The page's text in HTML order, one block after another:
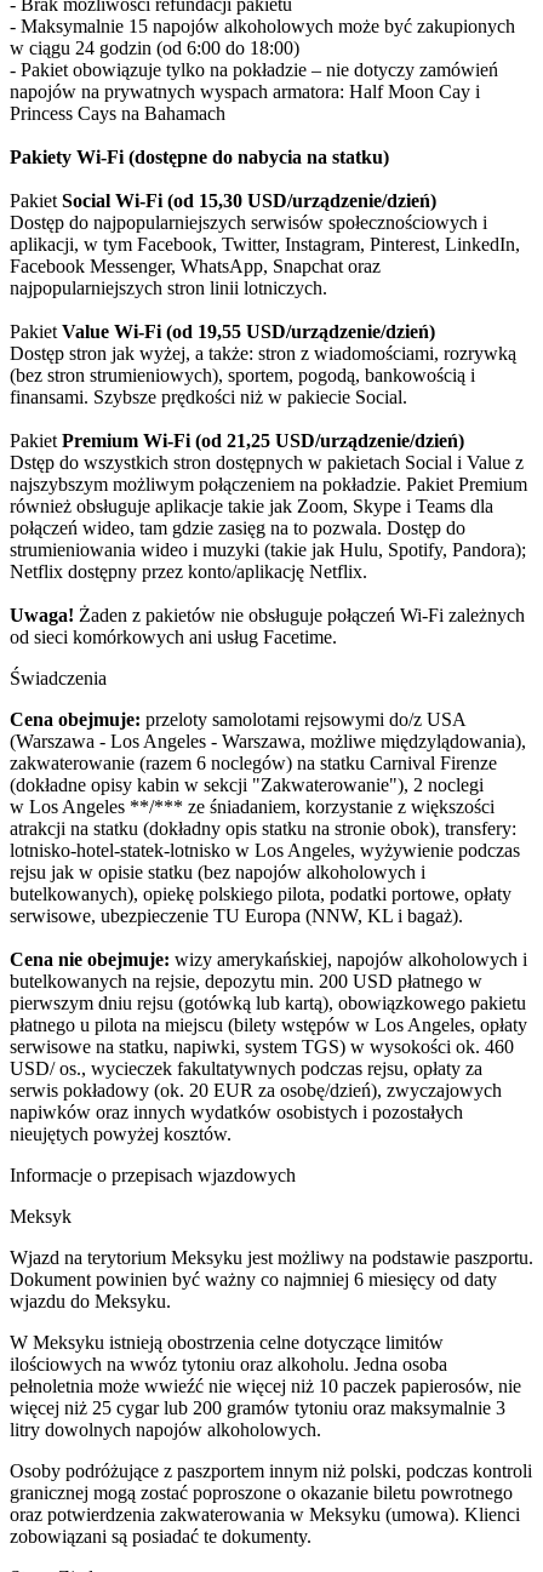
- Brak możliwości refundacji pakietu
- Maksymalnie 15 napojów alkoholowych może być zakupionych
w ciągu 24 godzin (od 6:00 do 18:00)
- Pakiet obowiązuje tylko na pokładzie – nie dotyczy zamówień
napojów na prywatnych wyspach armatora: Half Moon Cay i
Princess Cays na Bahamach
Pakiety Wi-Fi (dostępne do nabycia na statku)
Pakiet Social Wi-Fi (od 15,30 USD/urządzenie/dzień)
Dostęp do najpopularniejszych serwisów społecznościowych i
aplikacji, w tym Facebook, Twitter, Instagram, Pinterest, LinkedIn,
Facebook Messenger, WhatsApp, Snapchat oraz
najpopularniejszych stron linii lotniczych.
Pakiet Value Wi-Fi (od 19,55 USD/urządzenie/dzień)
Dostęp stron jak wyżej, a także: stron z wiadomościami, rozrywką
(bez stron strumieniowych), sportem, pogodą, bankowością i
finansami. Szybsze prędkości niż w pakiecie Social.
Pakiet Premium Wi-Fi (od 21,25 USD/urządzenie/dzień)
Dstęp do wszystkich stron dostępnych w pakietach Social i Value z
najszybszym możliwym połączeniem na pokładzie. Pakiet Premium
również obsługuje aplikacje takie jak Zoom, Skype i Teams dla
połączeń wideo, tam gdzie zasięg na to pozwala. Dostęp do
strumieniowania wideo i muzyki (takie jak Hulu, Spotify, Pandora);
Netflix dostępny przez konto/aplikację Netflix.
Uwaga! Żaden z pakietów nie obsługuje połączeń Wi-Fi zależnych
od sieci komórkowych ani usług Facetime.
Świadczenia
Cena obejmuje: przeloty samolotami rejsowymi do/z USA
(Warszawa - Los Angeles - Warszawa, możliwe międzylądowania),
zakwaterowanie (razem 6 noclegów) na statku Carnival Firenze
(dokładne opisy kabin w sekcji "Zakwaterowanie"), 2 noclegi
w Los Angeles **/*** ze śniadaniem, korzystanie z większości
atrakcji na statku (dokładny opis statku na stronie obok), transfery:
lotnisko-hotel-statek-lotnisko w Los Angeles, wyżywienie podczas
rejsu jak w opisie statku (bez napojów alkoholowych i
butelkowanych), opiekę polskiego pilota, podatki portowe, opłaty
serwisowe, ubezpieczenie TU Europa (NNW, KL i bagaż).
Cena nie obejmuje: wizy amerykańskiej, napojów alkoholowych i
butelkowanych na rejsie, depozytu min. 200 USD płatnego w
pierwszym dniu rejsu (gotówką lub kartą), obowiązkowego pakietu
płatnego u pilota na miejscu (bilety wstępów w Los Angeles, opłaty
serwisowe na statku, napiwki, system TGS) w wysokości ok. 460
USD/ os., wycieczek fakultatywnych podczas rejsu, opłaty za
serwis pokładowy (ok. 20 EUR za osobę/dzień), zwyczajowych
napiwków oraz innych wydatków osobistych i pozostałych
nieujętych powyżej kosztów.
Informacje o przepisach wjazdowych
Meksyk
Wjazd na terytorium Meksyku jest możliwy na podstawie paszportu.
Dokument powinien być ważny co najmniej 6 miesięcy od daty
wjazdu do Meksyku.
W Meksyku istnieją obostrzenia celne dotyczące limitów
ilościowych na wwóz tytoniu oraz alkoholu. Jedna osoba
pełnoletnia może wwieźć nie więcej niż 10 paczek papierosów, nie
więcej niż 25 cygar lub 200 gramów tytoniu oraz maksymalnie 3
litry dowolnych napojów alkoholowych.
Osoby podróżujące z paszportem innym niż polski, podczas kontroli
granicznej mogą zostać poproszone o okazanie biletu powrotnego
oraz potwierdzenia zakwaterowania w Meksyku (umowa). Klienci
zobowiązani są posiadać te dokumenty.